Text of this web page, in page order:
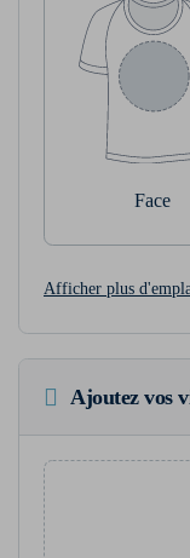
Face
Afficher plus
Ajoutez vos